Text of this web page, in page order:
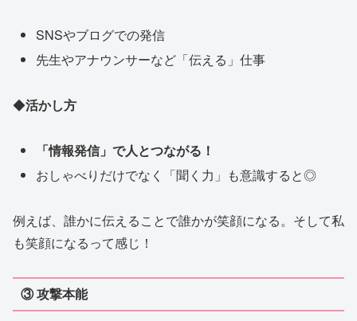
SNSやブログでの発信
先生やアナウンサーなど「伝える」仕事
◆活かし方
「情報発信」で人とつながる！
おしゃべりだけでなく「聞く力」も意識すると◎
例えば、誰かに伝えることで誰かが笑顔になる。そして私
も笑顔になるって感じ！
③ 攻撃本能